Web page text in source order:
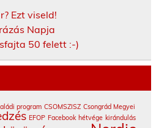
Ezt viseld!
Napja
50 felett :-)
program CSOMSZISZ Csongrád Megyei
EFOP Facebook hétvége kirándulás